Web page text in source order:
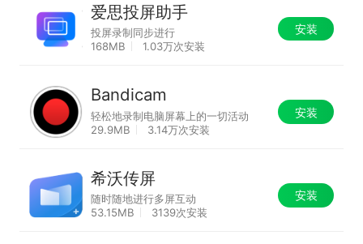
爱思投屏助手
投屏录制同步进行
168MB
1.03万次安装
安装
Bandicam
轻松地录制电脑屏幕上的一切活动
29.9MB
3.14万次安装
安装
希沃传屏
随时随地进行多屏互动
53.15MB
3139次安装
安装